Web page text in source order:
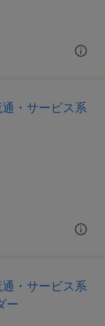
・サービス系
・サービス系
ー